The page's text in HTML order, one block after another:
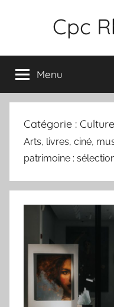
Cpc
Menu
Catégorie : Culture
Arts, livres, ciné,
patrimoine :